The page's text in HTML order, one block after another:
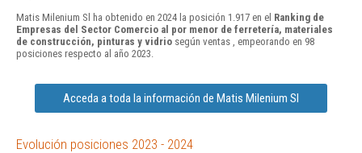
Matis Milenium Sl ha obtenido en 2024 la posición 1.917 en el Ranking de
Empresas del Sector Comercio al por menor de ferretería, materiales
de construcción, pinturas y vidrio según ventas , empeorando en 98
posiciones respecto al año 2023.
Acceda a toda la información de Matis Milenium Sl
Evolución posiciones 2023 - 2024